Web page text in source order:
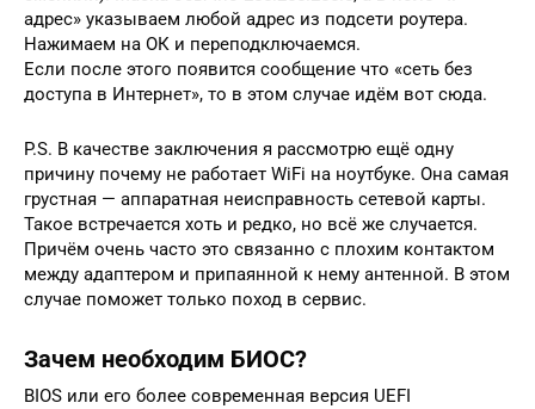
адрес» указываем любой адрес из подсети роутера.
Нажимаем на ОК и переподключаемся.
Если после этого появится сообщение что «сеть без
доступа в Интернет», то в этом случае идём вот сюда.
P.S. В качестве заключения я рассмотрю ещё одну
причину почему не работает WiFi на ноутбуке. Она самая
грустная — аппаратная неисправность сетевой карты.
Такое встречается хоть и редко, но всё же случается.
Причём очень часто это связанно с плохим контактом
между адаптером и припаянной к нему антенной. В этом
случае поможет только поход в сервис.
Зачем необходим БИОС?
BIOS или его более современная версия UEFI